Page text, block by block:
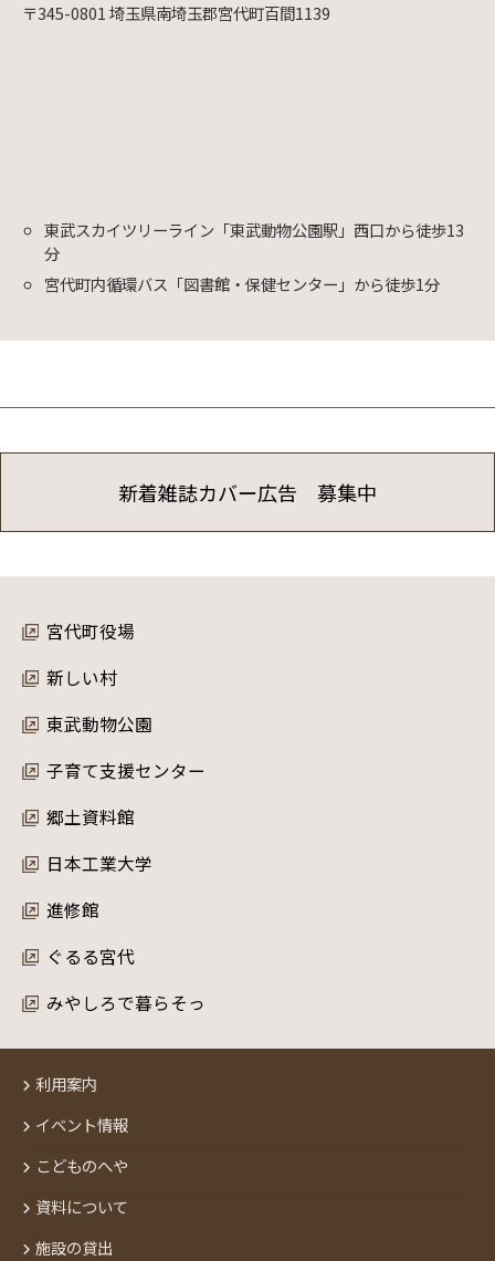
〒345-0801 埼玉県南埼玉郡宮代町百間1139
東武スカイツリーライン「東武動物公園駅」西口から徒歩13
分
宮代町内循環バス「図書館・保健センター」から徒歩1分
新着雑誌カバー広告 募集中
宮代町役場
新しい村
東武動物公園
子育て支援センター
郷土資料館
日本工業大学
進修館
ぐるる宮代
みやしろで暮らそっ
利用案内
イベント情報
こどものへや
資料について
施設の貸出